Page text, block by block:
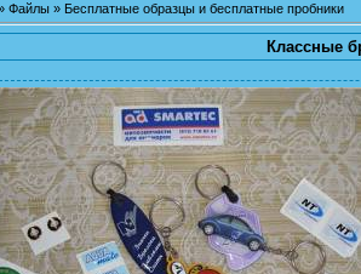
Файлы » Бесплатные образцы и бесплатные пробники
Классные